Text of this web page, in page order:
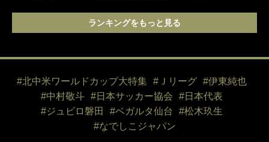
ランキングをもっと見る
#北中米ワールドカップ大特集 #Ｊリーグ
#伊東純也
#中村敬斗
#日本サッカー協会
#日本代表
#ジュビロ磐田
#ベガルタ仙台
#松木玖生
#なでしこジャパン